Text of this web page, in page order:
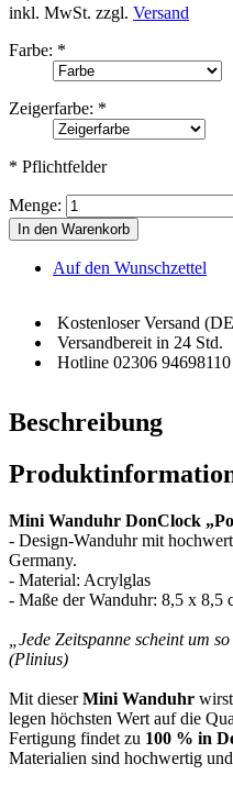
inkl. MwSt. zzgl. Versand
Farbe: *
Zeigerfarbe: *
* Pflichtfelder
Menge:
In den Warenkorb
Auf den Wunschzettel
Kostenloser Versand
Versandbereit in 24 Std.
Hotline 02306 94698110
Beschreibung
Mini Wanduhr DonClock
- Design-Wanduhr mit
Germany.
- Material: Acrylglas
- Maße der Wanduhr: 8,5 x 8,5
„Jede Zeitspanne scheint um
(Plinius)
Mit dieserMini Wanduhr
legen höchsten Wert auf die
Fertigung findet zu 100 % in
Materialien sind hochwertig